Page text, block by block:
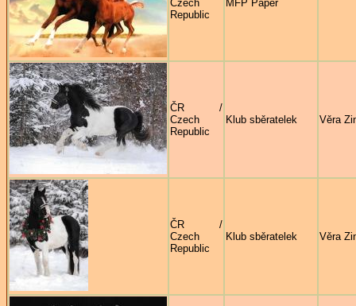
Czech
Republic
MFP Paper
ČR /
Czech
Republic
Klub sběratelek Věra
ČR /
Czech
Republic
Klub sběratelek Věra